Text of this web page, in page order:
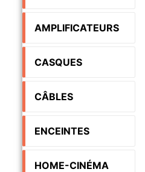
AMPLIFICATEURS
CASQUES
CÂBLES
ENCEINTES
HOME-CINÉMA